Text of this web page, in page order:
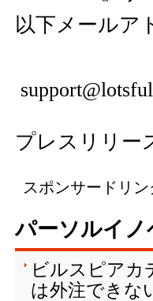
以下メールア
プレスリリー
スポンサードリン
パーソルイノ
ビルスピアカ
は外注できな